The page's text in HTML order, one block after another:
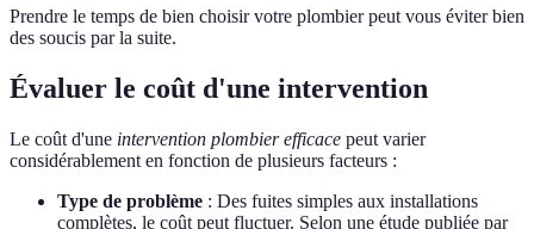
Prendre le temps de bien choisir votre plombier peut vous éviter bien
des soucis par la suite.
Évaluer le coût d'une intervention
Le coût d'une intervention plombier efficace peut varier
considérablement en fonction de plusieurs facteurs :
Type de problème : Des fuites simples aux installations
complètes, le coût peut fluctuer. Selon une étude publiée par